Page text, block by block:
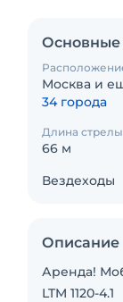
Основные
Москва и
34 города
Длина стрелы
66 м
Вездеходы
Описание
Аренда!
LTM 1120-4.1